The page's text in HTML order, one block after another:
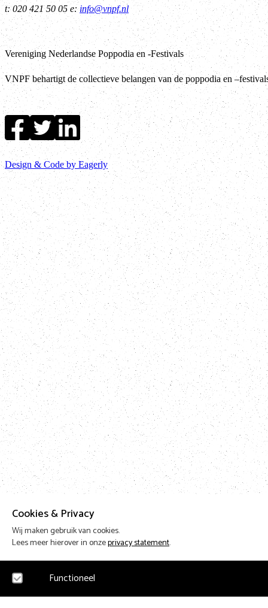
Cookies & Privacy
Wij maken gebruik van cookies.
Lees meer hierover in onzeprivacy statement.
Functioneel
t: 020 421 50 05 e:info@vnpf.nl
Vereniging Nederlandse Poppodia en -Festivals
VNPF behartigt de collectieve belangen van de poppodia en
Design & Code by Eagerly